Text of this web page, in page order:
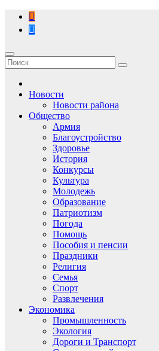
Перейти
содержимому
Новости
Новости района
Общество
Армия
Благоустройство
Здоровье
История
Конкурсы
Культура
Молодежь
Образование
Патриотизм
Погода
Помощь
Пособия и пенсии
Праздники
Религия
Семья
Спорт
Развлечения
Экономика
Промышленность
Экология
Дороги и Транспорт